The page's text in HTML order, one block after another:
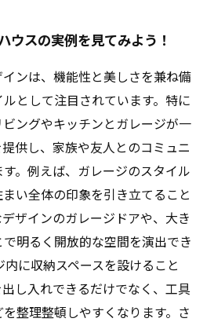
ウスの実例を見てみよう！
ンは、機能性と美しさを兼ね備
として注目されています。特に
ングやキッチンとガレージが一
供し、家族や友人とのコミュニ
。例えば、ガレージのスタイル
い全体の印象を引き立てること
ザインのガレージドアや、大き
明るく開放的な空間を演出でき
内に収納スペースを設けること
し入れできるだけでなく、工具
整理整頓しやすくなります。さ